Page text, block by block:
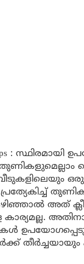
Tips :
ഒരു
അത്
തീർച്ചയായും